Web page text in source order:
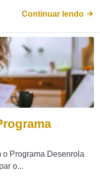
Continuar lendo
Programa Desenrola
o...